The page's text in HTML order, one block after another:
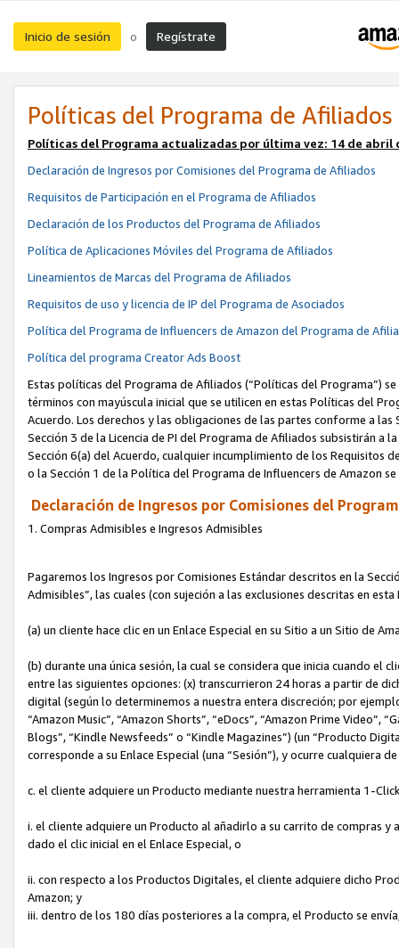
Inicio de sesión o Regístrate
Políticas del Programa de Afiliados
Políticas del Programa actualizadas por última vez: 14 de abril
Declaración de Ingresos por Comisiones del Programa de Afiliados
Requisitos de Participación en el Programa de Afiliados
Declaración de los Productos del Programa de Afiliados
Política de Aplicaciones Móviles del Programa de Afiliados
Lineamientos de Marcas del Programa de Afiliados
Requisitos de uso y licencia de IP del Programa de Asociados
Política del Programa de Influencers de Amazon del Programa de
Política del programa Creator Ads Boost
Estas políticas del Programa de Afiliados (“Políticas del Programa”)
términos con mayúscula inicial que se utilicen en estas Políticas del
Acuerdo. Los derechos y las obligaciones de las partes conforme a
Sección 3 de la Licencia de PI del Programa de Afiliados subsistirán
Sección 6(a) del Acuerdo, cualquier incumplimiento de los Requisitos
o la Sección 1 de la Política del Programa de Influencers de Amazon
Declaración de Ingresos por Comisiones del
1. Compras Admisibles e Ingresos Admisibles
Pagaremos los Ingresos por Comisiones Estándar descritos en la
Admisibles”, las cuales (con sujeción a las exclusiones descritas en
(a) un cliente hace clic en un Enlace Especial en su Sitio a un Sitio de
(b) durante una única sesión, la cual se considera que inicia cuando el
entre las siguientes opciones: (x) transcurrieron 24 horas a partir de
digital (según lo determinemos a nuestra entera discreción; por
“Amazon Music”, “Amazon Shorts”, “eDocs”, “Amazon Prime Video”,
Blogs”, “Kindle Newsfeeds” o “Kindle Magazines”) (un “Producto
corresponde a su Enlace Especial (una “Sesión”), y ocurre cualquiera
c. el cliente adquiere un Producto mediante nuestra herramienta 1-
i. el cliente adquiere un Producto al añadirlo a su carrito de compras
dado el clic inicial en el Enlace Especial, o
ii. con respecto a los Productos Digitales, el cliente adquiere dicho
Amazon; y
iii. dentro de los 180 días posteriores a la compra, el Producto se